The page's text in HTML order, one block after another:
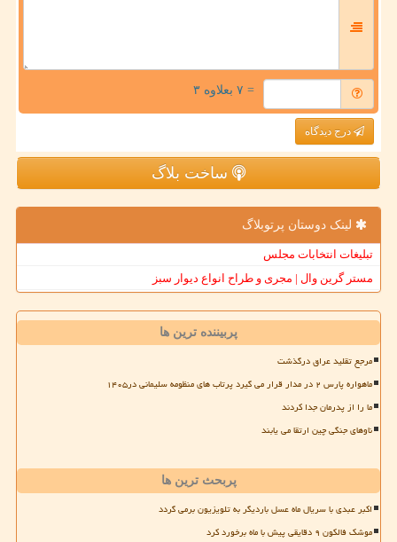
= ۷ بعلاوه ۳
درج دیدگاه
ساخت بلاگ
لینک دوستان پرتوبلاگ
تبلیغات انتخابات مجلس
مستر گرین وال | مجری و طراح انواع دیوار سبز
پربیننده ترین ها
مرجع تقلید عراق درگذشت
ماهواره پارس ۲ در مدار قرار می گیرد پرتاب های منظومه سلیمانی در۱۴۰۵
ما را از پدرمان جدا کردند
ناوهای جنگی چین ارتقا می یابند
پربحث ترین ها
اکبر عبدی با سریال ماه عسل باردیگر به تلویزیون برمی گردد
موشک فالکون ۹ دقایقی پیش با ماه برخورد کرد